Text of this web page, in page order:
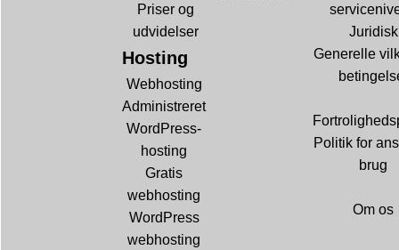
Priser og
udvidelser
Hosting
Webhosting
Administreret
WordPress-
hosting
Gratis
webhosting
WordPress
webhosting
Juridisk
Generelle
Politik for
brug
Om os